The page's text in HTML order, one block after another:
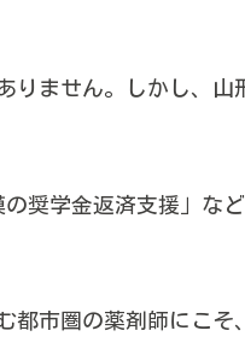
りません。しかし、
奨学金返済支援」な
市圏の薬剤師にこそ